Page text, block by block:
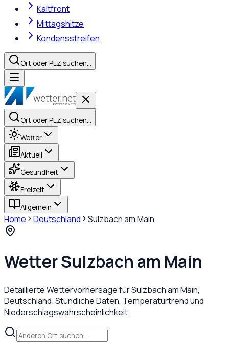
Kaltfront
Mittagshitze
Kondensstreifen
Ort oder PLZ suchen…
Ort oder PLZ suchen…
Wetter
Aktuell
Gesundheit
Freizeit
Allgemein
Home Deutschland Sulzbach am Main
WetterSulzbach am Main
Detaillierte Wettervorhersage fürSulzbach am Main,
Deutschland. Stündliche Daten, Temperaturtrend und
Niederschlagswahrscheinlichkeit.